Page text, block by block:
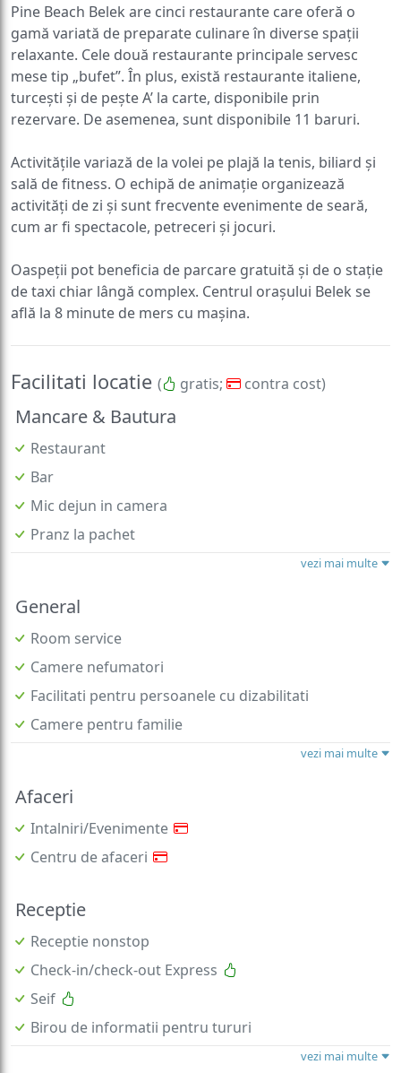
Pine Beach Belek are cinci restaurante care oferă o
gamă variată de preparate culinare în diverse spații
relaxante. Cele două restaurante principale servesc
mese tip „bufet”. În plus, există restaurante italiene,
turcești și de pește A’ la carte, disponibile prin
rezervare. De asemenea, sunt disponibile 11 baruri.
Activitățile variază de la volei pe plajă la tenis, biliard și
sală de fitness. O echipă de animație organizează
activități de zi și sunt frecvente evenimente de seară,
cum ar fi spectacole, petreceri și jocuri.
Oaspeții pot beneficia de parcare gratuită și de o stație
de taxi chiar lângă complex. Centrul orașului Belek se
află la 8 minute de mers cu mașina.
Facilitati locatie ( gratis; contra cost)
Mancare & Bautura
Restaurant
Bar
Mic dejun in camera
Pranz la pachet
vezi mai multe
General
Room service
Camere nefumatori
Facilitati pentru persoanele cu dizabilitati
Camere pentru familie
vezi mai multe
Afaceri
Intalniri/Evenimente
Centru de afaceri
Receptie
Receptie nonstop
Check-in/check-out Express
Seif
Birou de informatii pentru tururi
vezi mai multe